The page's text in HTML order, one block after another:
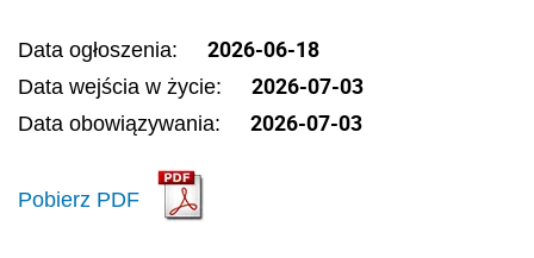
Data ogłoszenia: 2026-06-18
Data wejścia w życie: 2026-07-03
Data obowiązywania: 2026-07-03
Pobierz PDF